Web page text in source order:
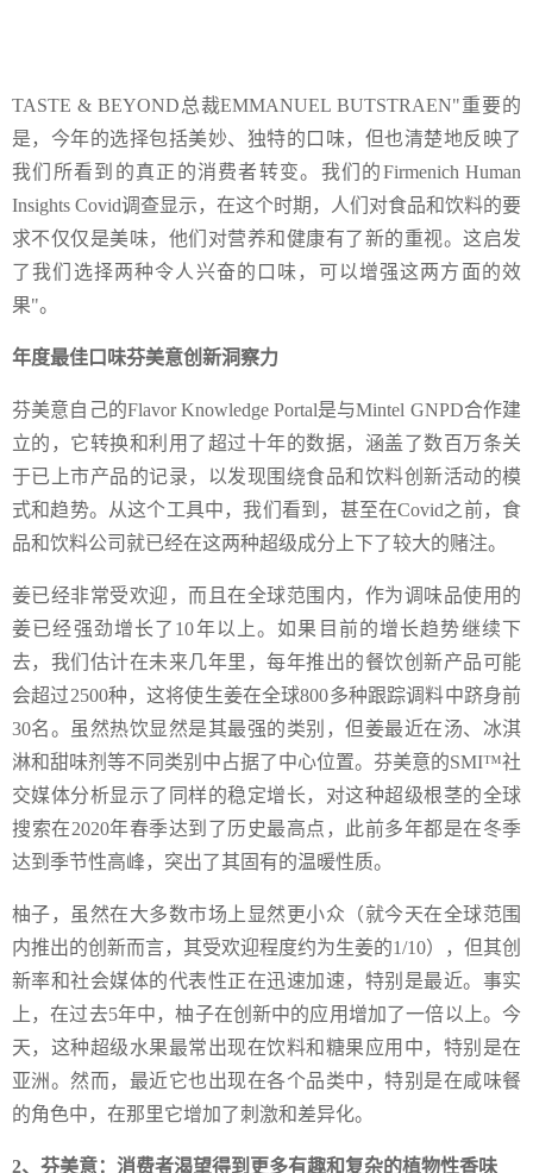
TASTE & BEYOND总裁EMMANUEL BUTSTRAEN"重要的
是，今年的选择包括美妙、独特的口味，但也清楚地反映了
我们所看到的真正的消费者转变。我们的Firmenich Human
Insights Covid调查显示，在这个时期，人们对食品和饮料的要
求不仅仅是美味，他们对营养和健康有了新的重视。这启发
了我们选择两种令人兴奋的口味，可以增强这两方面的效
果"。
年度最佳口味芬美意创新洞察力
芬美意自己的Flavor Knowledge Portal是与Mintel GNPD合作建
立的，它转换和利用了超过十年的数据，涵盖了数百万条关
于已上市产品的记录，以发现围绕食品和饮料创新活动的模
式和趋势。从这个工具中，我们看到，甚至在Covid之前，食
品和饮料公司就已经在这两种超级成分上下了较大的赌注。
姜已经非常受欢迎，而且在全球范围内，作为调味品使用的
姜已经强劲增长了10年以上。如果目前的增长趋势继续下
去，我们估计在未来几年里，每年推出的餐饮创新产品可能
会超过2500种，这将使生姜在全球800多种跟踪调料中跻身前
30名。虽然热饮显然是其最强的类别，但姜最近在汤、冰淇
淋和甜味剂等不同类别中占据了中心位置。芬美意的SMI™社
交媒体分析显示了同样的稳定增长，对这种超级根茎的全球
搜索在2020年春季达到了历史最高点，此前多年都是在冬季
达到季节性高峰，突出了其固有的温暖性质。
柚子，虽然在大多数市场上显然更小众（就今天在全球范围
内推出的创新而言，其受欢迎程度约为生姜的1/10），但其创
新率和社会媒体的代表性正在迅速加速，特别是最近。事实
上，在过去5年中，柚子在创新中的应用增加了一倍以上。今
天，这种超级水果最常出现在饮料和糖果应用中，特别是在
亚洲。然而，最近它也出现在各个品类中，特别是在咸味餐
的角色中，在那里它增加了刺激和差异化。
2、芬美意：消费者渴望得到更多有趣和复杂的植物性香味